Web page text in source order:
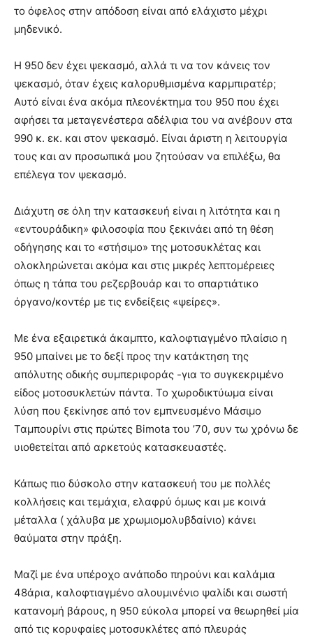
το όφελος στην απόδοση είναι από ελάχιστο μέχρι
μηδενικό.
Η 950 δεν έχει ψεκασμό, αλλά τι να τον κάνεις τον
ψεκασμό, όταν έχεις καλορυθμισμένα καρμπιρατέρ;
Αυτό είναι ένα ακόμα πλεονέκτημα του 950 που έχει
αφήσει τα μεταγενέστερα αδέλφια του να ανέβουν στα
990 κ. εκ. και στον ψεκασμό. Είναι άριστη η λειτουργία
τους και αν προσωπικά μου ζητούσαν να επιλέξω, θα
επέλεγα τον ψεκασμό.
Διάχυτη σε όλη την κατασκευή είναι η λιτότητα και η
«εντουράδικη» φιλοσοφία που ξεκινάει από τη θέση
οδήγησης και το «στήσιμο» της μοτοσυκλέτας και
ολοκληρώνεται ακόμα και στις μικρές λεπτομέρειες
όπως η τάπα του ρεζερβουάρ και το σπαρτιάτικο
όργανο/κοντέρ με τις ενδείξεις «ψείρες».
Με ένα εξαιρετικά άκαμπτο, καλοφτιαγμένο πλαίσιο η
950 μπαίνει με το δεξί προς την κατάκτηση της
απόλυτης οδικής συμπεριφοράς -για το συγκεκριμένο
είδος μοτοσυκλετών πάντα. Το χωροδικτύωμα είναι
λύση που ξεκίνησε από τον εμπνευσμένο Μάσιμο
Ταμπουρίνι στις πρώτες Bimota του ’70, συν τω χρόνω δε
υιοθετείται από αρκετούς κατασκευαστές.
Κάπως πιο δύσκολο στην κατασκευή του με πολλές
κολλήσεις και τεμάχια, ελαφρύ όμως και με κοινά
μέταλλα ( χάλυβα με χρωμιομολυβδαίνιο) κάνει
θαύματα στην πράξη.
Μαζί με ένα υπέροχο ανάποδο πηρούνι και καλάμια
48άρια, καλοφτιαγμένο αλουμινένιο ψαλίδι και σωστή
κατανομή βάρους, η 950 εύκολα μπορεί να θεωρηθεί μία
από τις κορυφαίες μοτοσυκλέτες από πλευράς